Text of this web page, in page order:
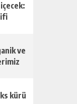
ve
kürü